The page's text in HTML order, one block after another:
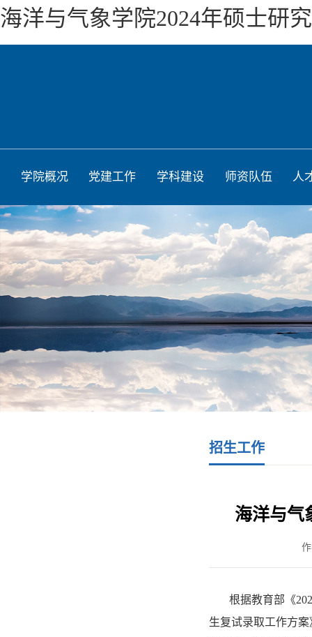
海洋与气象学院2024年硕士研
学院概况 党建工作 学科建设 师资队伍 人
招生工作
海洋与气
根据教育部《202
生复试录取工作方